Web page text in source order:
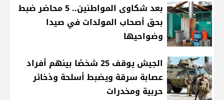
بعد شكاوى المواطنين.. 5 محاضر ضبط
بحق أصحاب المولدات في صيدا
وضواحيها
الجيش يوقف 25 شخصًا بينهم أفراد
عصابة سرقة ويضبط أسلحة وذخائر
حربية ومخدرات